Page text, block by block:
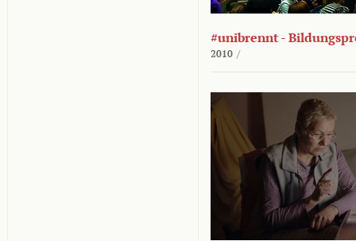
#unibrennt -
2010 /